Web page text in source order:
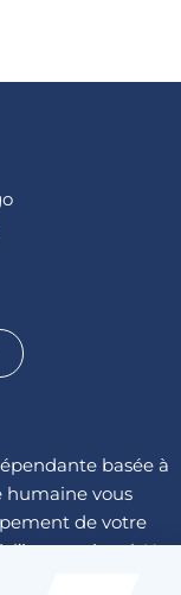
basée à
humaine vous
de votre
l’international. Un
toute la gestion